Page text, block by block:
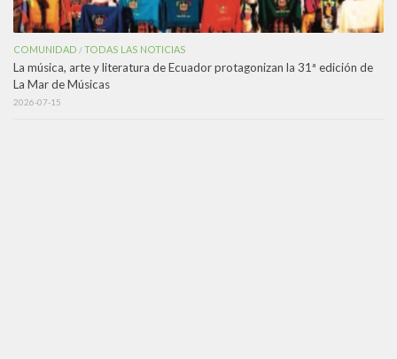
COMUNIDAD /TODAS LAS NOTICIAS
La música, arte y literatura de Ecuador protagonizan la 31ª edición de
La Mar de Músicas
2026-07-15